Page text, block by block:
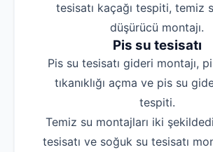
tesisatı kaçağı tespiti, temiz
düşürücü montajı.
Pis su tesisatı
Pis su tesisatı gideri montajı,
tıkanıklığı açma ve pis su
tespiti.
Temiz su montajları iki
tesisatı ve soğuk su tesisatı